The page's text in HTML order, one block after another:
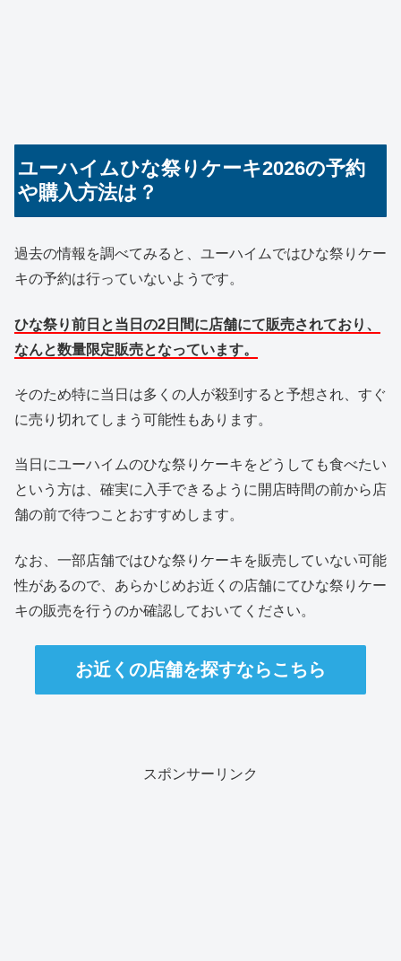
ユーハイムひな祭りケーキ2026の予約
や購入方法は？
過去の情報を調べてみると、ユーハイムではひな祭りケー
キの予約は行っていないようです。
ひな祭り前日と当日の2日間に店舗にて販売されており、
なんと数量限定販売となっています。
そのため特に当日は多くの人が殺到すると予想され、すぐ
に売り切れてしまう可能性もあります。
当日にユーハイムのひな祭りケーキをどうしても食べたい
という方は、確実に入手できるように開店時間の前から店
舗の前で待つことおすすめします。
なお、一部店舗ではひな祭りケーキを販売していない可能
性があるので、あらかじめお近くの店舗にてひな祭りケー
キの販売を行うのか確認しておいてください。
お近くの店舗を探すならこちら
スポンサーリンク